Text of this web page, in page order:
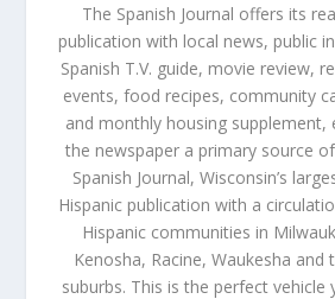
The Spanish Journal offers its
publication with local news, public
Spanish T.V. guide, movie review,
events, food recipes, community
and monthly housing supplement,
the newspaper a primary source
Spanish Journal, Wisconsin’s
Hispanic publication with a
Hispanic communities in
Kenosha, Racine, Waukesha and
suburbs. This is the perfect vehicle